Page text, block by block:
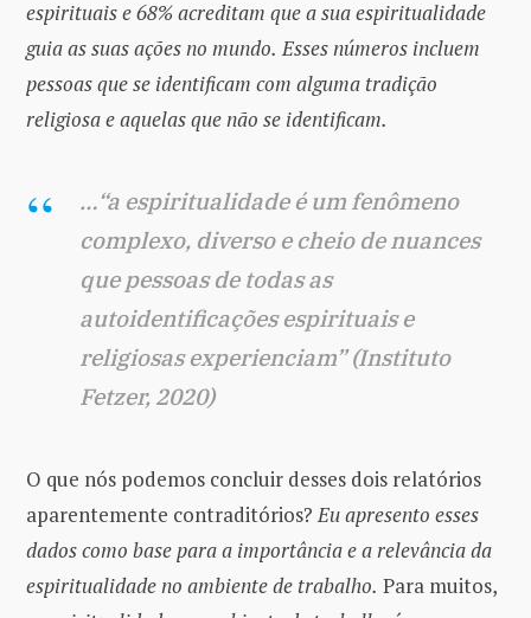
espirituais e 68% acreditam que a sua espiritualidade
guia as suas ações no mundo. Esses números incluem
pessoas que se identificam com alguma tradição
religiosa e aquelas que não se identificam.
…“a espiritualidade é um fenômeno
complexo, diverso e cheio de nuances
que pessoas de todas as
autoidentificações espirituais e
religiosas experienciam” (Instituto
Fetzer, 2020)
O que nós podemos concluir desses dois relatórios
aparentemente contraditórios?Eu apresento esses
dados como base para a importância e a relevância da
espiritualidade no ambiente de trabalho. Para muitos,